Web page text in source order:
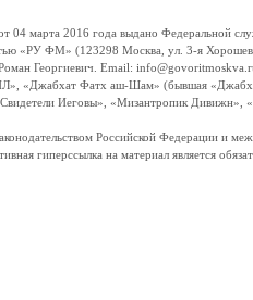
марта 2016 года выдано Федеральной
«РУ ФМ» (123298 Москва, ул. 3-я
Георгиевич. Email:
«Джабхат Фатх аш-Шам» (бывшая
Иеговы», «Мизантропик Дивижн»,
Российской Федерации и
гиперссылка на материал является